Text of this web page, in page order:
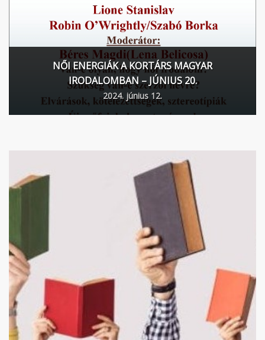
NŐI ENERGIÁK A KORTÁRS MAGYAR
IRODALOMBAN – JÚNIUS 20.
2024. június 12.